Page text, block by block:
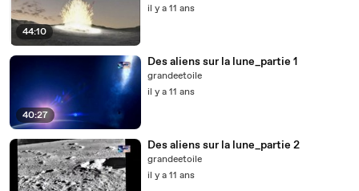
44:10
il y a 11 ans
40:27
Des aliens sur la lune_partie 1
grandeetoile
il y a 11 ans
Des aliens sur la lune_partie 2
grandeetoile
il y a 11 ans